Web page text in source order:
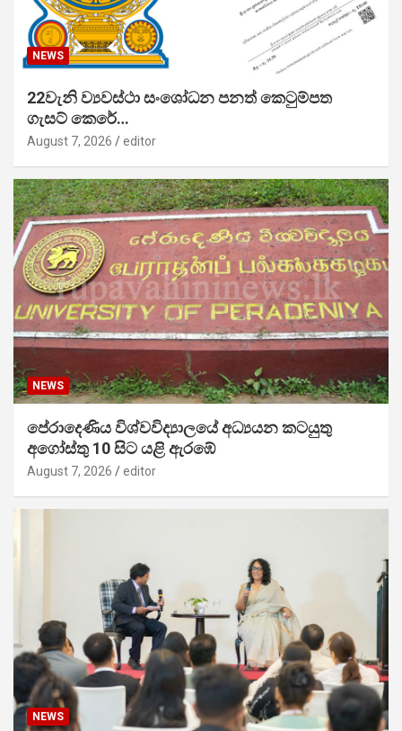
NEWS
22වැනි ව්‍යවස්ථා සංශෝධන පනත් කෙටුම්පත
ගැසට් කෙරේ…
August 7, 2026 editor
NEWS
පේරාදෙණිය විශ්වවිද්‍යාලයේ අධ්‍යයන කටයුතු
අගෝස්තු 10 සිට යළි ඇරඹේ
August 7, 2026 editor
NEWS